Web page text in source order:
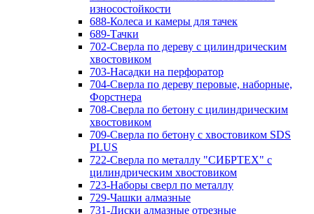
износостойкости
688-Колеса и камеры для тачек
689-Тачки
702-Сверла по дереву с цилиндрическим
хвостовиком
703-Насадки на перфоратор
704-Сверла по дереву перовые, наборные,
Форстнера
708-Сверла по бетону с цилиндрическим
хвостовиком
709-Сверла по бетону с хвостовиком SDS
PLUS
722-Сверла по металлу "СИБРТЕХ" с
цилиндрическим хвостовиком
723-Наборы сверл по металлу
729-Чашки алмазные
731-Диски алмазные отрезные